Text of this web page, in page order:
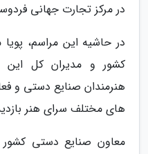
در مرکز تجارت جهانی
در حاشیه این مراسم،
کشور و مدیران کل این
هنرمندان صنایع دستی و
های مختلف سرای هنر
معاون صنایع دستی کشور